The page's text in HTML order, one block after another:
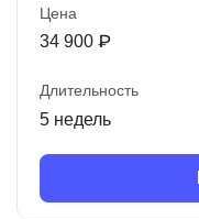
Цена
34 900 ₽
Длительность
5 недель